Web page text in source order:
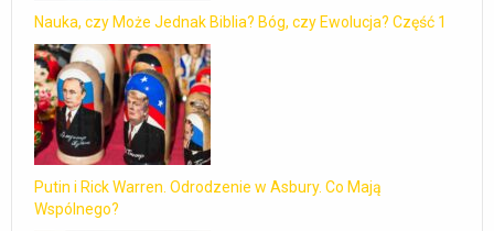
Nauka, czy Może Jednak Biblia? Bóg, czy Ewolucja? Część 1
Putin i Rick Warren. Odrodzenie w Asbury. Co Mają
Wspólnego?